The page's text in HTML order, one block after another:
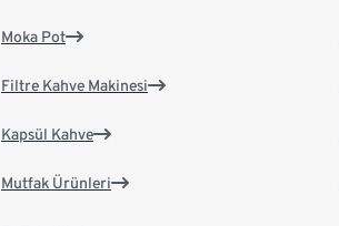
Moka Pot
Filtre Kahve Makinesi
Kapsül Kahve
Mutfak Ürünleri